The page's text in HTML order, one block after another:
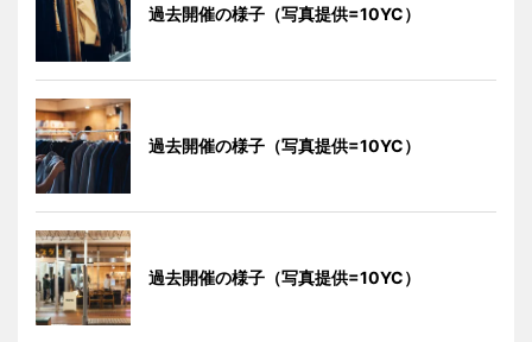
過去開催の様子（写真提供=10YC）
過去開催の様子（写真提供=10YC）
過去開催の様子（写真提供=10YC）